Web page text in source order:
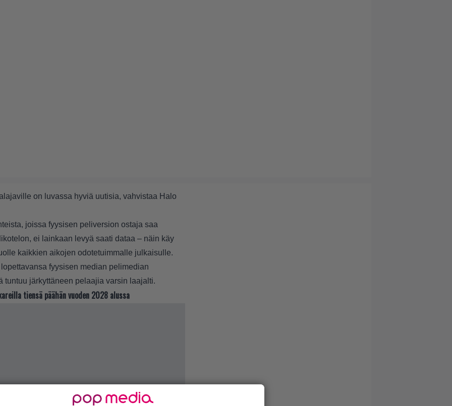
on luvassa hyviä uutisia, vahvistaa Halo
joissa fyysisen peliversion ostaja saa
ei lainkaan levyä saati dataa – näin käy
kaikkien aikojen odotetuimmalle julkaisulle.
fyysisen median pelimedian
järkyttäneen pelaajia varsin laajalti.
tiensä päähän vuoden 2028 alussa